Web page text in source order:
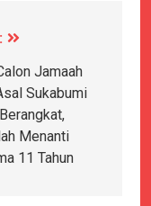
Jamaah
Sukabumi
Menanti
11 Tahun